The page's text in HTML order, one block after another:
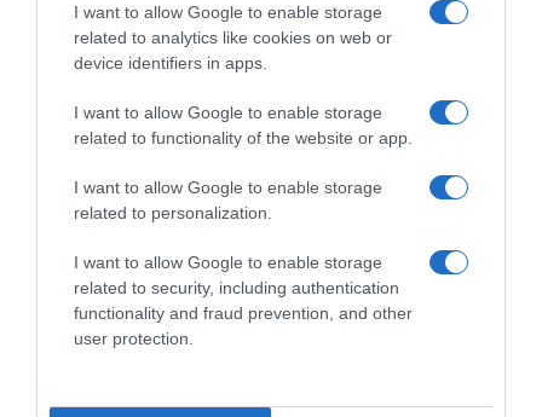
I want to allow Google to enable storage
related to analytics like cookies on web or
device identifiers in apps.
I want to allow Google to enable storage
related to functionality of the website or app.
I want to allow Google to enable storage
related to personalization.
I want to allow Google to enable storage
related to security, including authentication
functionality and fraud prevention, and other
user protection.
Conheça o roteiro de animação dos espaços
Savoy Signature